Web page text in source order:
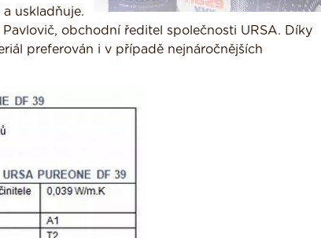
uskladňuje.
obchodní ředitel společnosti URSA. Díky
preferován i v případě nejnáročnějších